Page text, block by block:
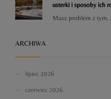
usterki i sposoby ich
Masz problem z tym,
ARCHIWA
lipiec 2026
czerwiec 2026